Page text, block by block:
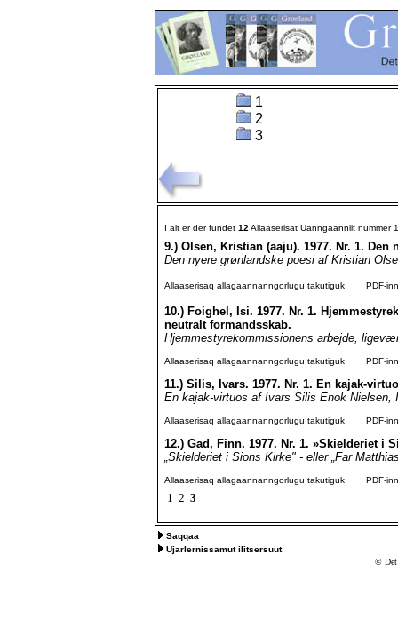
1
2
3
I alt er der fundet 12 Allaaserisat Uanngaanniit nummer
9.) Olsen, Kristian (aaju). 1977. Nr. 1. Den
Den nyere grønlandske poesi af Kristian
Allaaserisaq allagaannanngorlugu takutiguk PDF-
10.) Foighel, Isi. 1977. Nr. 1.
neutralt formandsskab.
Hjemmestyrekommissionens arbejde,
Allaaserisaq allagaannanngorlugu takutiguk PDF-
11.) Silis, Ivars. 1977. Nr. 1. En kajak-
En kajak-virtuos af Ivars Silis Enok
Allaaserisaq allagaannanngorlugu takutiguk PDF-
12.) Gad, Finn. 1977. Nr. 1. »Skielderiet i
„Skielderiet i Sions Kirke" - eller „Far
Allaaserisaq allagaannanngorlugu takutiguk PDF-
1 2 3
Saqqaa
Ujarlernissamut ilitsersuut
© Det